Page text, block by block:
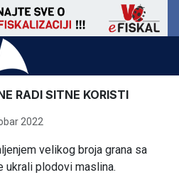
RADI SITNE KORISTI
2022
velikog broja grana sa
ukrali plodovi maslina.